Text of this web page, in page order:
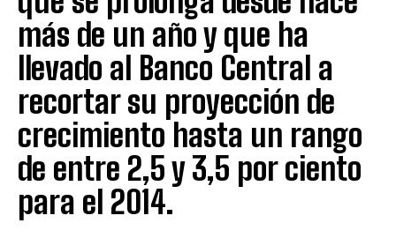
más de un año y que ha
llevado al Banco Central a
recortar su proyección de
crecimiento hasta un rango
de entre 2,5 y 3,5 por ciento
para el 2014.